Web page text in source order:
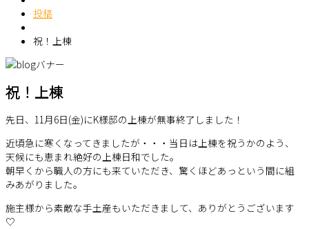
投稿
祝！上棟
祝！上棟
先日、11月6日(金)にK様邸の上棟が無事終了しました！
近頃急に寒くなってきましたが・・・当日は上棟を祝うかのよう、
天候にも恵まれ絶好の上棟日和でした。
朝早くから職人の方にも来ていただき、驚くほどあっという間に組
みあがりました。
施主様から素敵な手土産もいただきまして、ありがとうございます
♡